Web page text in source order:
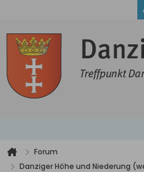
Forum
Danziger Höhe und Niederung